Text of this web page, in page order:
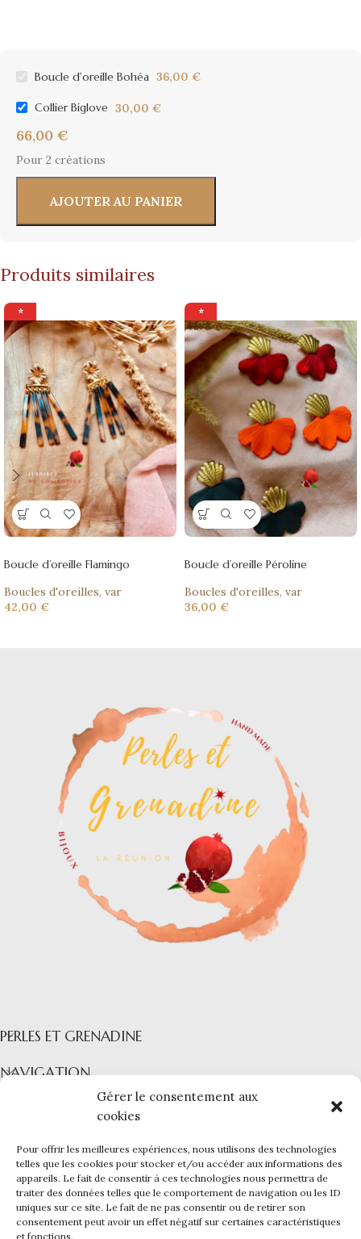
Gérer le consentement aux
cookies
Pour offrir les meilleures expériences, nous utilisons des technologies
telles que les cookies pour stocker et/ou accéder aux informations des
appareils. Le fait de consentir à ces technologies nous permettra de
traiter des données telles que le comportement de navigation ou les ID
uniques sur ce site. Le fait de ne pas consentir ou de retirer son
consentement peut avoir un effet négatif sur certaines caractéristiques
et fonctions.
Boucle d'oreille Bohéa 36,00 €
Collier Biglove 30,00 €
66,00 €
Pour 2 créations
AJOUTER AU PANIER
Produits similaires
⭐
Boucle d’oreille Flamingo
Boucles d'oreilles, var
42,00 €
⭐
Boucle d’oreille Péroline
Boucles d'oreilles, var
36,00 €
PERLES ET GRENADINE
NAVIGATION
INFORMATIONS
PERLES ET GRENADINE|Mentions légales -CGV -CGU -
Confidentialité -Cookies
Ce site a été financé par l’Union Européenne dans le cadre du
programme FEDER-FSE+ Réunion dont l’Autorité de gestion est la
Région Réunion. L’Europe s’engage à La Réunion avec le fonds